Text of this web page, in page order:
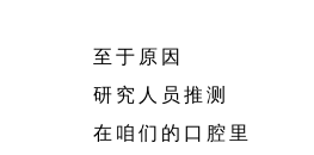
至于原因
研究人员推测
在咱们的口腔里